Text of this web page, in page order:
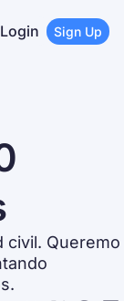
Login Sign Up
civil. Queremo